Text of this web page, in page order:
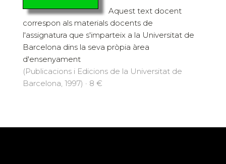
Aquest text docent
correspon als materials docents de
l'assignatura que s'imparteix a la Universitat de
Barcelona dins la seva pròpia àrea
d'ensenyament
(Publicacions i Edicions de la Universitat de
Barcelona, 1997) · 8 €